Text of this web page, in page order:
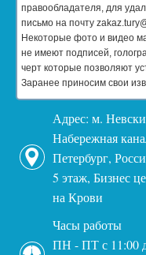
правообладателя, для
письмо на почту
Некоторые фото и видео
не имеют подписей,
черт которые позволяют
Заранее приносим свои
Адрес: м.
Набережная
Петербург,
5 этаж, Бизнес
на Крови
Часы работы
ПН - ПТ с 11:00